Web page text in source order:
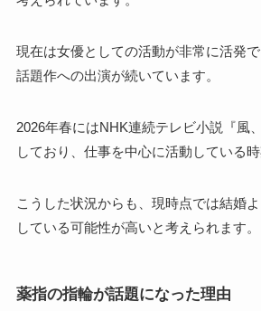
現在は女優としての活動が非常に活発
話題作への出演が続いています。
2026年春にはNHK連続テレビ小説『風
しており、仕事を中心に活動している時
こうした状況からも、現時点では結婚
している可能性が高いと考えられます。
薬指の指輪が話題になった理由